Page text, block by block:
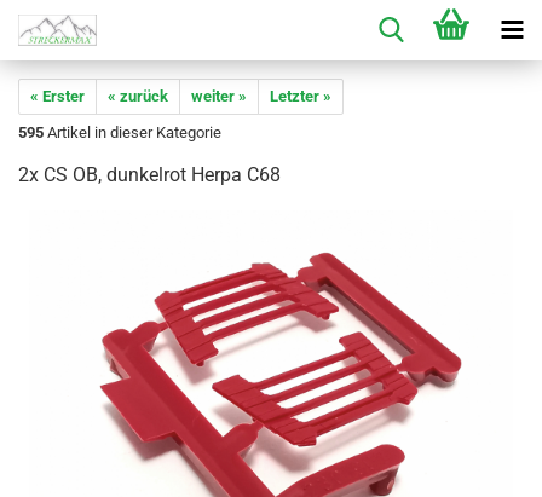
« Erster « zurück weiter »
Letzter »
595 Artikel in dieser Kategorie
2x CS OB, dunkelrot Herpa C68